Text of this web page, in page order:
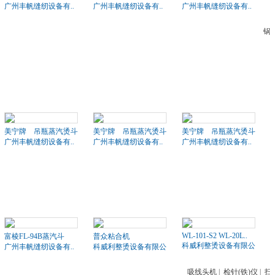
广州丰帆缝纫设备有..
广州丰帆缝纫设备有..
广州丰帆缝纫设备有..
美宁牌 吊瓶蒸汽烫斗
广州丰帆缝纫设备有..
美宁牌 吊瓶蒸汽烫斗
广州丰帆缝纫设备有..
美宁牌 吊瓶蒸汽烫斗
广州丰帆缝纫设备有..
富棱FL-94B蒸汽斗
广州丰帆缝纫设备有..
普众粘合机
科威利整烫设备有限公司
WL-101-S2 WL-20L..
科威利整烫设备有限公司
吸线头机 检针(铁)仪